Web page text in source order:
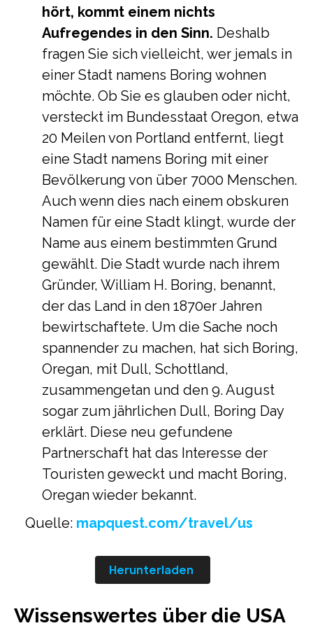
hört, kommt einem nichts
Aufregendes in den Sinn. Deshalb
fragen Sie sich vielleicht, wer jemals in
einer Stadt namens Boring wohnen
möchte. Ob Sie es glauben oder nicht,
versteckt im Bundesstaat Oregon, etwa
20 Meilen von Portland entfernt, liegt
eine Stadt namens Boring mit einer
Bevölkerung von über 7000 Menschen.
Auch wenn dies nach einem obskuren
Namen für eine Stadt klingt, wurde der
Name aus einem bestimmten Grund
gewählt. Die Stadt wurde nach ihrem
Gründer, William H. Boring, benannt,
der das Land in den 1870er Jahren
bewirtschaftete. Um die Sache noch
spannender zu machen, hat sich Boring,
Oregan, mit Dull, Schottland,
zusammengetan und den 9. August
sogar zum jährlichen Dull, Boring Day
erklärt. Diese neu gefundene
Partnerschaft hat das Interesse der
Touristen geweckt und macht Boring,
Oregan wieder bekannt.
Quelle: mapquest.com/travel/us
Herunterladen
Wissenswertes über die USA